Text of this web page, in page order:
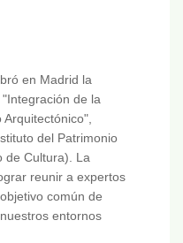
en Madrid la
de la
del Patrimonio
de Cultura). La
reunir a expertos
común de
entornos